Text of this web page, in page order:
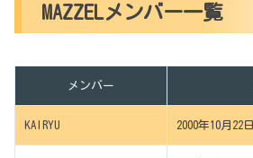
MAZZELメンバー一覧
メンバー
KAIRYU 2000年10月22日